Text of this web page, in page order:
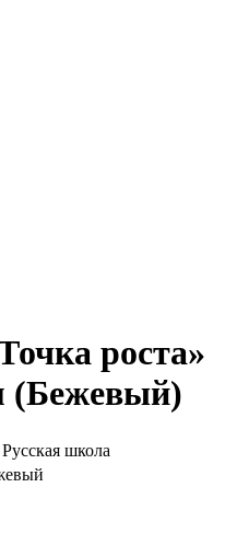
роста»
(Бежевый)
школа